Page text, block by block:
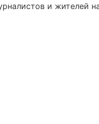
и жителей